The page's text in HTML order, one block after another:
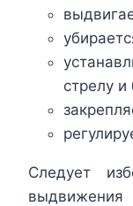
стрелу и
Следует